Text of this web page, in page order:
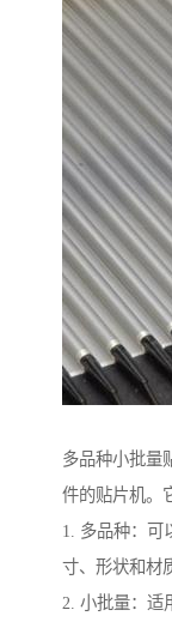
多品种小批量
件的贴片机。
1. 多品种：可
寸、形状和材
2. 小批量：适